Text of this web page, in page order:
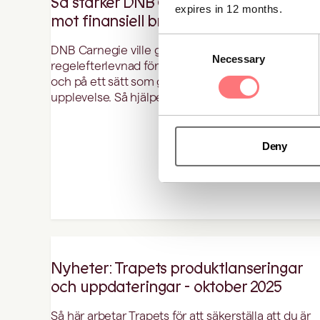
expires in 12 months.
Selection
Necessary
Deny
mot finansiell brottslighet med Trapets
DNB Carnegie ville gå längre än traditionell
regelefterlevnad för att arbeta smartare, snabbare
och på ett sätt som gynnar en kundvänlig
upplevelse. Så hjälper Trapets dem.
Nyheter: Trapets produktlanseringar
och uppdateringar - oktober 2025
Så här arbetar Trapets för att säkerställa att du är